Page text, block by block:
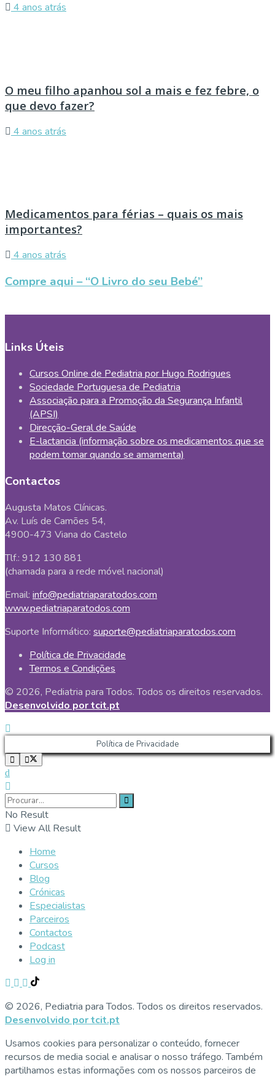
4 anos atrás
O meu filho apanhou sol a mais e fez febre, o
que devo fazer?
4 anos atrás
Medicamentos para férias – quais os mais
importantes?
4 anos atrás
Compre aqui – “O Livro do seu Bebé”
Links Úteis
Cursos Online de Pediatria por Hugo Rodrigues
Sociedade Portuguesa de Pediatria
Associação para a Promoção da Segurança Infantil
(APSI)
Direcção-Geral de Saúde
E-lactancia (informação sobre os medicamentos que se
podem tomar quando se amamenta)
Contactos
Augusta Matos Clínicas.
Av. Luís de Camões 54,
4900-473 Viana do Castelo
Tlf.: 912 130 881
(chamada para a rede móvel nacional)
Email: info@pediatriaparatodos.com
www.pediatriaparatodos.com
Suporte Informático: suporte@pediatriaparatodos.com
Política de Privacidade
Termos e Condições
© 2026, Pediatria para Todos. Todos os direitos reservados.
Desenvolvido por tcit.pt
Política de Privacidade
No Result
View All Result
Home
Cursos
Blog
Crónicas
Especialistas
Parceiros
Contactos
Podcast
Log in
© 2026, Pediatria para Todos. Todos os direitos reservados.
Desenvolvido por tcit.pt
Usamos cookies para personalizar o conteúdo, fornecer
recursos de media social e analisar o nosso tráfego. Também
partilhamos estas informações com os nossos parceiros de